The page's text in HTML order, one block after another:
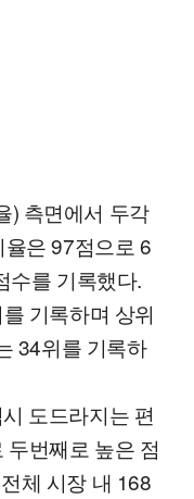
) 측면에서 두각
은 97점으로 6
수를 기록했다.
기록하며 상위
34위를 기록하
도드라지는 편
번째로 높은 점
체 시장 내 168